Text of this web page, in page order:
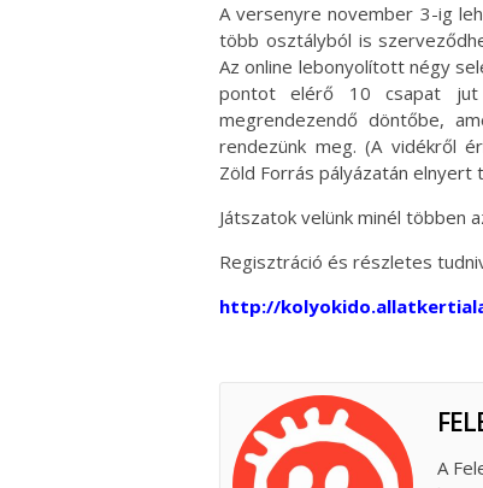
A versenyre november 3-ig
több osztályból is
Az online lebonyolított négy
pontot elérő 10 csapat jut
megrendezendő döntőbe,
rendezünk meg. (A vidékről
Zöld Forrás pályázatán elnyert
Játszatok velünk minél többen
Regisztráció és részletes
http://
A